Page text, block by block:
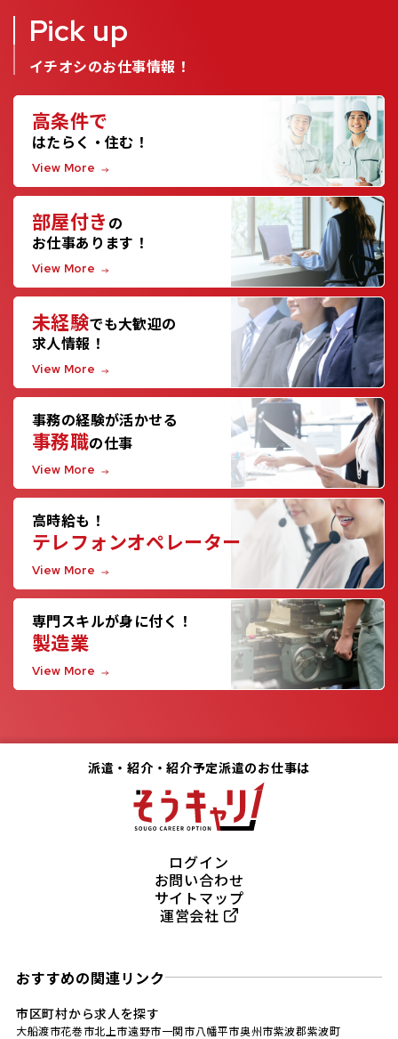
Pick up
イチオシのお仕事情報！
高条件で
はたらく・住む！
View More
部屋付き の
お仕事あります！
View More
未経験でも大歓迎の
求人情報！
View More
事務の経験が活かせる
事務職の仕事
View More
高時給も！
テレフォンオペレーター
View More
専門スキルが身に付く！
製造業
View More
派遣・紹介・紹介予定派遣のお仕事は
ログイン
お問い合わせ
サイトマップ
運営会社
おすすめの関連リンク
市区町村から求人を探す
大船渡市花巻市北上市遠野市一関市八幡平市奥州市紫波郡紫波町